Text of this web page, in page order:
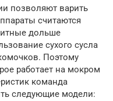
позволяют варить
считаются
дольше
сухого сусла
Поэтому
работает на мокром
команда
следующие модели: